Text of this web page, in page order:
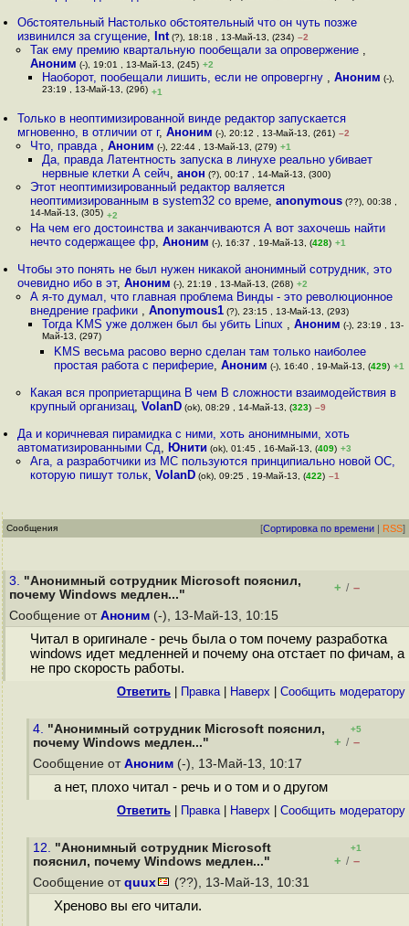
Обстоятельный Настолько обстоятельный что он чуть позже
извинился за сгущение, Int (?), 18:18 , 13-Май-13, (234) –2
Так ему премию квартальную пообещали за опровержение ,
Аноним (-), 19:01 , 13-Май-13, (245) +2
Наоборот, пообещали лишить, если не опровергну , Аноним (-),
23:19 , 13-Май-13, (296) +1
Только в неоптимизированной винде редактор запускается
мгновенно, в отличии от г,Аноним (-), 20:12 , 13-Май-13, (261) –2
Что, правда , Аноним (-), 22:44 , 13-Май-13, (279) +1
Да, правда Латентность запуска в линухе реально убивает
нервные клетки А сейч, анон (?), 00:17 , 14-Май-13, (300)
Этот неоптимизированный редактор валяется
неоптимизированным в system32 со време, anonymous(??), 00:38 ,
14-Май-13, (305) +2
На чем его достоинства и заканчиваются А вот захочешь найти
нечто содержащее фр, Аноним (-), 16:37 , 19-Май-13, (428) +1
Чтобы это понять не был нужен никакой анонимный сотрудник, это
очевидно ибо в эт,Аноним (-), 21:19 , 13-Май-13, (268) +2
А я-то думал, что главная проблема Винды - это революционное
внедрение графики , Anonymous1(?), 23:15 , 13-Май-13, (293)
Тогда KMS уже должен был бы убить Linux , Аноним (-), 23:19 , 13-
Май-13, (297)
KMS весьма расово верно сделан там только наиболее
простая работа с периферие,Аноним (-), 16:40 , 19-Май-13, (429) +1
Какая вся проприетарщина В чем В сложности взаимодействия в
крупный организац, VolanD(ok), 08:29 , 14-Май-13, (323) –9
Да и коричневая пирамидка с ними, хоть анонимными, хоть
автоматизированными Сд, Юнити (ok), 01:45 , 16-Май-13, (409) +3
Ага, а разработчики из МС пользуются принципиально новой ОС,
которую пишут тольк, VolanD(ok), 09:25 , 19-Май-13, (422) –1
Сообщения [Сортировка по времени | RSS]
3. "Анонимный сотрудник Microsoft пояснил,
почему Windows медлен..."
+ / –
Сообщение от Аноним (-), 13-Май-13, 10:15
Читал в оригинале - речь была о том почему разработка
windows идет медленней и почему она отстает по фичам, а
не про скорость работы.
Ответить Правка| Наверх Cообщить модератору
4. "Анонимный сотрудник Microsoft пояснил,
почему Windows медлен..."
+5
+ / –
Сообщение от Аноним (-), 13-Май-13, 10:17
а нет, плохо читал - речь и о том и о другом
Ответить Правка| Наверх Cообщить модератору
12. "Анонимный сотрудник Microsoft
пояснил, почему Windows медлен..."
+1
+ / –
Сообщение от quux (??), 13-Май-13, 10:31
Хреново вы его читали.